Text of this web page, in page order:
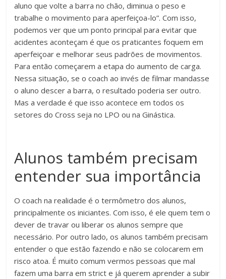
aluno que volte a barra no chão, diminua o peso e
trabalhe o movimento para aperfeiçoa-lo”. Com isso,
podemos ver que um ponto principal para evitar que
acidentes aconteçam é que os praticantes foquem em
aperfeiçoar e melhorar seus padrões de movimentos.
Para então começarem a etapa do aumento de carga.
Nessa situação, se o coach ao invés de filmar mandasse
o aluno descer a barra, o resultado poderia ser outro.
Mas a verdade é que isso acontece em todos os
setores do Cross seja no LPO ou na Ginástica.
Alunos também precisam
entender sua importância
O coach na realidade é o termômetro dos alunos,
principalmente os iniciantes. Com isso, é ele quem tem o
dever de travar ou liberar os alunos sempre que
necessário. Por outro lado, os alunos também precisam
entender o que estão fazendo e não se colocarem em
risco atoa. É muito comum vermos pessoas que mal
fazem uma barra em strict e já querem aprender a subir